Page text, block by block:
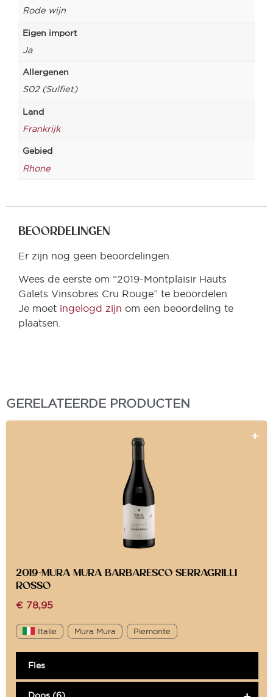
Rode wijn
Eigen import
Ja
Allergenen
S02 (Sulfiet)
Land
Frankrijk
Gebied
Rhone
BEOORDELINGEN
Er zijn nog geen beoordelingen.
Wees de eerste om “2019-Montplaisir Hauts
Galets Vinsobres Cru Rouge” te beoordelen
Je moet ingelogd zijn om een beoordeling te
plaatsen.
GERELATEERDE PRODUCTEN
2019-MURA MURA BARBARESCO SERRAGRILLI
ROSSO
€ 78,95
Italie Mura Mura Piemonte
Fles